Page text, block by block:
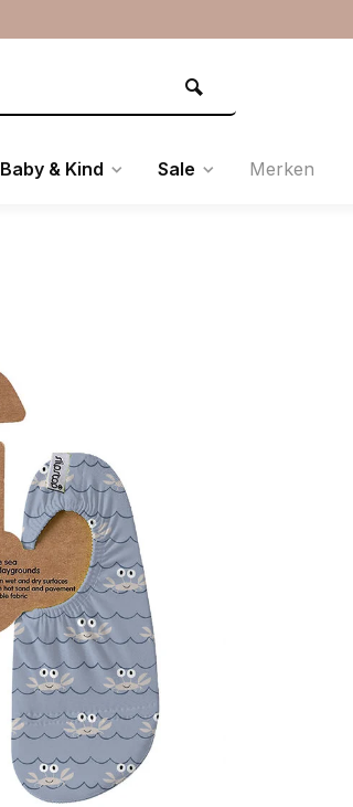
Baby & Kind Sale Merken